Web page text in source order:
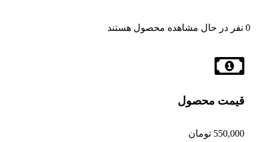
0 نفر در حال مشاهده محصول هستند
قیمت محصول
550,000 تومان